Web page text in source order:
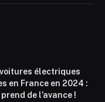
électriques
en France en 2024 :
de l’avance !